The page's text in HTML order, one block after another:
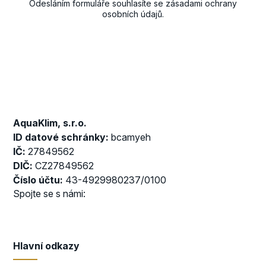
Odesláním formuláře souhlasíte se zásadami ochrany
osobních údajů.
AquaKlim, s.r.o.
ID datové schránky: bcamyeh
IČ: 27849562
DIČ: CZ27849562
Číslo účtu: 43-4929980237/0100
Spojte se s námi:
Hlavní odkazy